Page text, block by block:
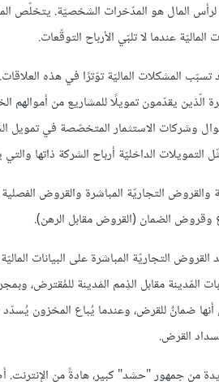
لرأس المال هو المدّخرات الشخصيّة.
عندما لا تلبّي الأرباح التوقّعات.
المشكلات الماليّة توّترًا في هذه العلاقات.
يقدّمون تمويلًا للمشاريع من أموالهم
الاستثمار المتخصّصة في تمويل
الداخليّة أرباح الشركة ذاتها والتي
والقروض التجاريّة المباشرة والقروض
وقروض الضمان (القروض مقابل الرهن).
10 سنوات. تٌقَدّم قروض الحسابات المّدينة مقابل الذِمم
أنها ضمانٌ للقرض، وعندما يُباع المخزون
القرض.
من جمهور "حشد" كبير، هادةً من الإنترنت.